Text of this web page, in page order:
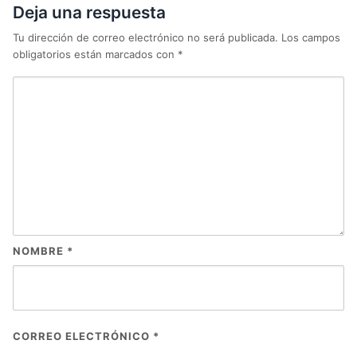
Deja una respuesta
Tu dirección de correo electrónico no será publicada. Los campos
obligatorios están marcados con *
NOMBRE *
CORREO ELECTRÓNICO *